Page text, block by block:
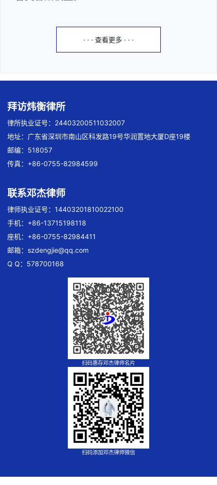
· · · 查看更多 · · ·
拜访炜衡律所
律所执业证号：24403200511032007
地址：广东省深圳市南山区科发路19号华润置地大厦D座19楼
邮编：518057
传真：+86-0755-82984599
联系邓杰律师
律师执业证号：14403201810022100
手机：+86-13715198118
座机：+86-0755-82984411
邮箱： szdengjie@qq.com
Q Q：578700168
扫码惠存邓杰律师名片
扫码添加邓杰律师微信